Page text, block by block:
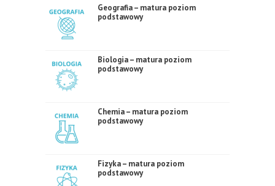
Geografia – matura poziom
podstawowy
Biologia – matura poziom
podstawowy
Chemia – matura poziom
podstawowy
Fizyka – matura poziom
podstawowy